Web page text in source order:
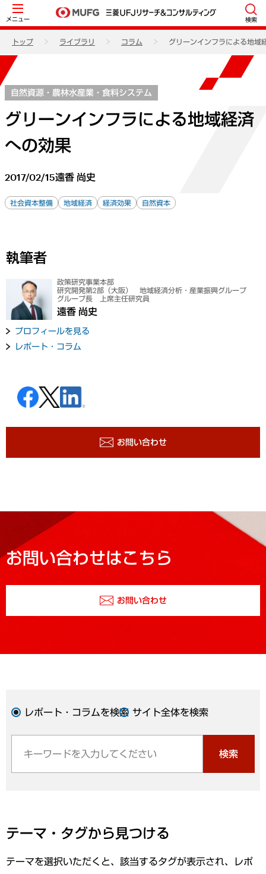
メニュー 検索
トップ ライブラリ コラム グリーンインフラによる地域
自然資源・農林水産業・食料システム
グリーンインフラによる地域経済
への効果
2017/02/15遠香 尚史
社会資本整備 地域経済 経済効果 自然資本
執筆者
政策研究事業本部
研究開発第2部（大阪） 地域経済分析・産業振興グループ
グループ長 上席主任研究員
遠香 尚史
プロフィールを見る
レポート・コラム
お問い合わせ
お問い合わせはこちら
お問い合わせ
レポート・コラムを検索 サイト全体を検索
検索
テーマ・タグから見つける
テーマを選択いただくと、該当するタグが表示され、レポ